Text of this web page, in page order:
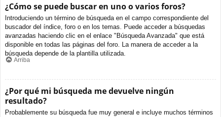
¿Cómo se puede buscar en uno o varios foros?
Introduciendo un término de búsqueda en el campo correspondiente del
buscador del índice, foro o en los temas. Puede acceder a búsquedas
avanzadas haciendo clic en el enlace "Búsqueda Avanzada" que está
disponible en todas las páginas del foro. La manera de acceder a la
búsqueda depende de la plantilla utilizada.
Arriba
¿Por qué mi búsqueda me devuelve ningún
resultado?
Probablemente su búsqueda fue muy general e incluye muchos términos